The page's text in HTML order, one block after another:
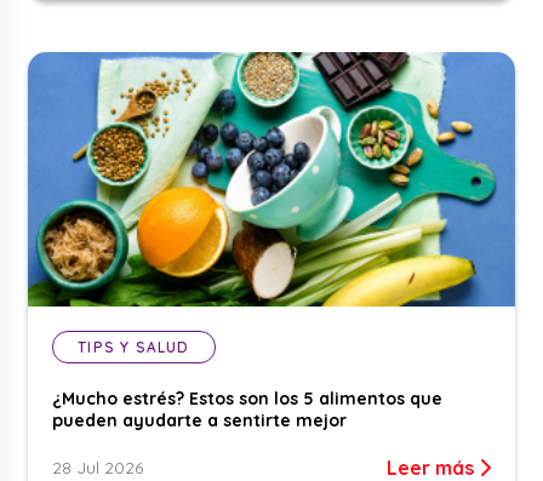
TIPS Y SALUD
¿Mucho estrés? Estos son los 5 alimentos que
pueden ayudarte a sentirte mejor
28 Jul 2026 Leer más